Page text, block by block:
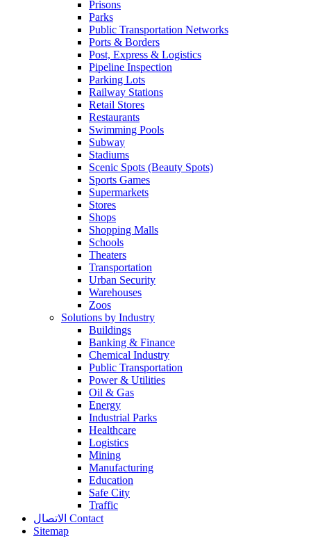
Prisons
Parks
Public Transportation Networks
Ports & Borders
Post, Express & Logistics
Pipeline Inspection
Parking Lots
Railway Stations
Retail Stores
Restaurants
Swimming Pools
Subway
Stadiums
Scenic Spots (Beauty Spots)
Sports Games
Supermarkets
Stores
Shops
Shopping Malls
Schools
Theaters
Transportation
Urban Security
Warehouses
Zoos
Solutions by Industry
Buildings
Banking & Finance
Chemical Industry
Public Transportation
Power & Utilities
Oil & Gas
Energy
Industrial Parks
Healthcare
Logistics
Mining
Manufacturing
Education
Safe City
Traffic
الاتصال Contact
Sitemap